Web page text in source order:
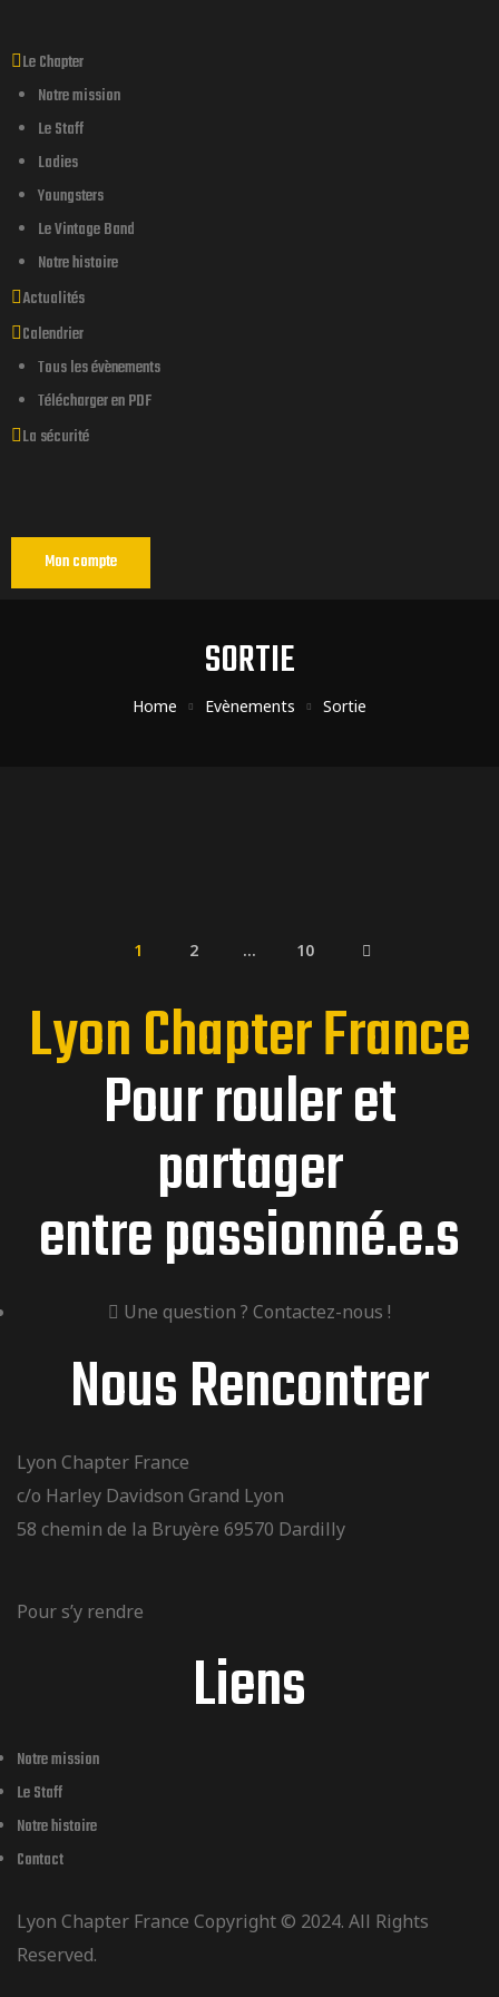
Le Chapter
Notre mission
Le Staff
Ladies
Youngsters
Le Vintage Band
Notre histoire
Actualités
Calendrier
Tous les évènements
Télécharger en PDF
La sécurité
Mon compte
SORTIE
Home Evènements Sortie
1 2 … 10
Lyon Chapter France
Pour rouler et
partager
entre passionné.e.s
Une question ? Contactez-nous !
Nous Rencontrer
Lyon Chapter France
c/o Harley Davidson Grand Lyon
58 chemin de la Bruyère 69570 Dardilly
Pour s’y rendre
Liens
Notre mission
Le Staff
Notre histoire
Contact
Lyon Chapter France Copyright © 2024. All Rights
Reserved.